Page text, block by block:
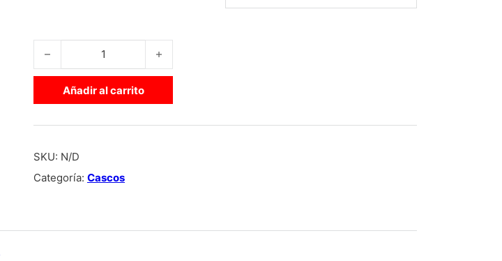
CASCO FLY RAYCE BLANCO NEGRO cantidad
Añadir al carrito
SKU: N/D
Categoría: Cascos